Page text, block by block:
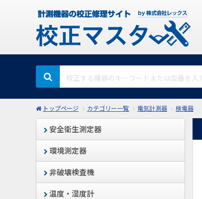
トップページ カテゴリー一覧 電気計測器 検電器
安全衛生測定器
環境測定器
非破壊検査機
温度・湿度計